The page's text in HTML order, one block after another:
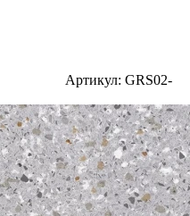
Артикул: GRS02-